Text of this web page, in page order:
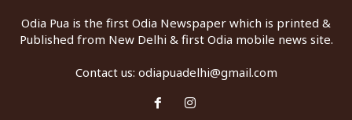
Odia Pua is the first Odia Newspaper which is printed &
Published from New Delhi & first Odia mobile news site.
Contact us: odiapuadelhi@gmail.com